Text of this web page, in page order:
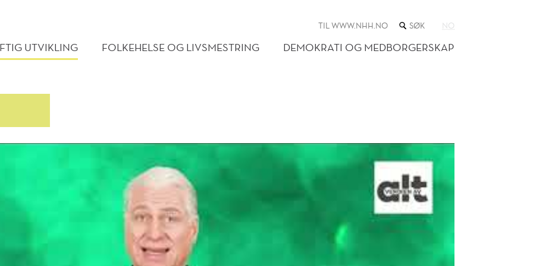
TIL WWW.NHH.NO SØK
NETTSTEDET
NO
UTVIKLING FOLKEHELSE OG LIVSMESTRING DEMOKRATI OG MEDBORGERSKAP